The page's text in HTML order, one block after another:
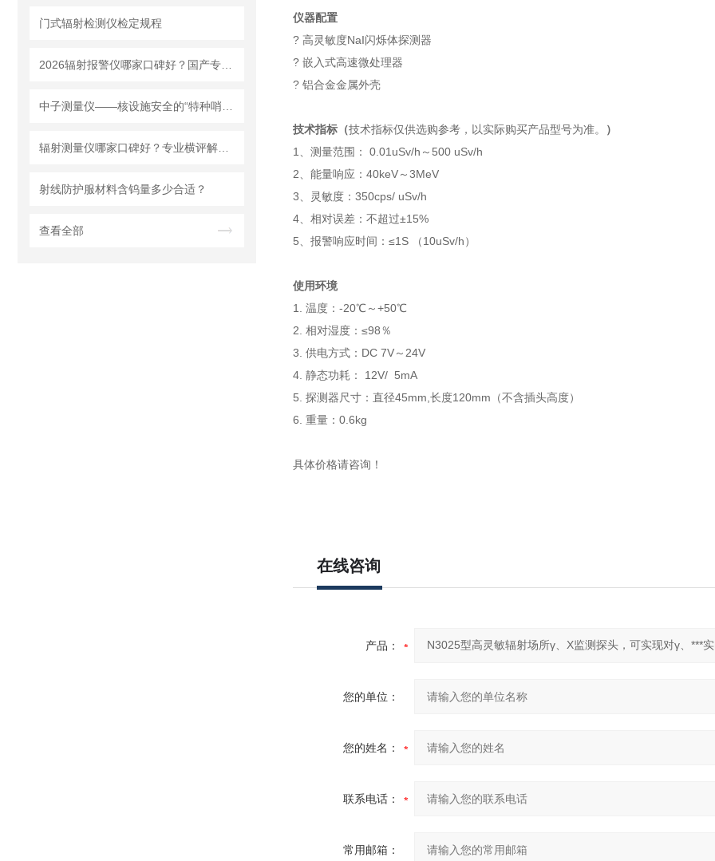
门式辐射检测仪检定规程
射线防护服材料含钨量多少合适？
查看全部
仪器配置
? 高灵敏度NaI闪烁体探测器
? 嵌入式高速微处理器
? 铝合金金属外壳
技术指标（技术指标仅供选购参考，以实际购买产品型号为准。
）
1、测量范围： 0.01uSv/h～500 uSv/h
2、能量响应：40keV～3MeV
3、灵敏度：350cps/ uSv/h
4、相对误差：不超过±15%
5、报警响应时间：≤1S （10uSv/h）
使用环境
1. 温度：-20℃～+50℃
2. 相对湿度：≤98％
3. 供电方式：DC 7V～24V
4. 静态功耗： 12V/ 5mA
5. 探测器尺寸：直径45mm,长度120mm（不含插头高度）
6. 重量：0.6kg
具体价格请咨询！
在线咨询
产品：
您的单位：
您的姓名：
联系电话：
常用邮箱：